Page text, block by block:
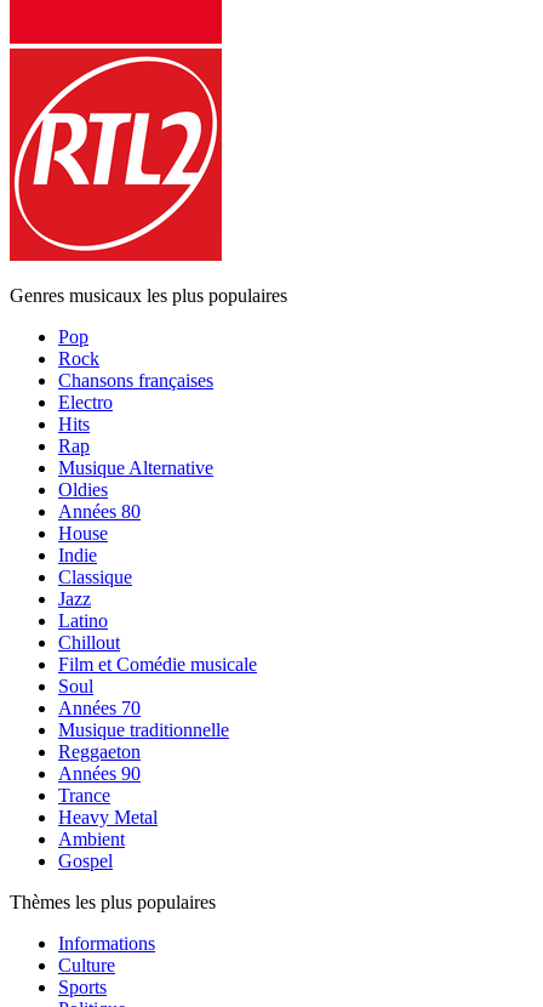
Genres musicaux les plus populaires
Pop
Rock
Chansons françaises
Electro
Hits
Rap
Musique Alternative
Oldies
Années 80
House
Indie
Classique
Jazz
Latino
Chillout
Film et Comédie musicale
Soul
Années 70
Musique traditionnelle
Reggaeton
Années 90
Trance
Heavy Metal
Ambient
Gospel
Thèmes les plus populaires
Informations
Culture
Sports